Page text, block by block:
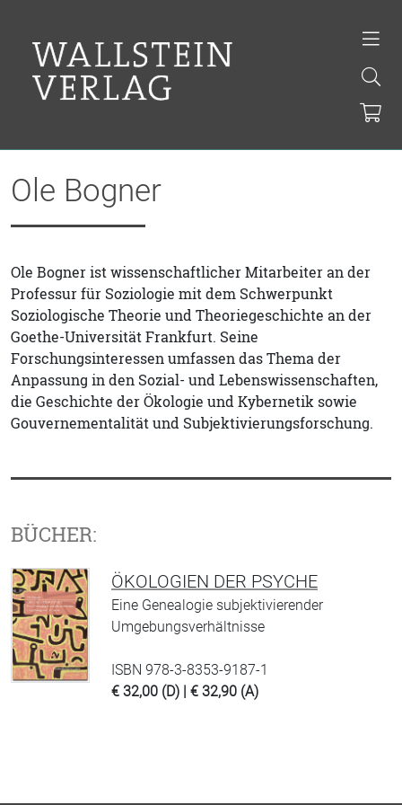
Ole Bogner
Ole Bogner ist wissenschaftlicher Mitarbeiter an der
Professur für Soziologie mit dem Schwerpunkt
Soziologische Theorie und Theoriegeschichte an der
Goethe-Universität Frankfurt. Seine
Forschungsinteressen umfassen das Thema der
Anpassung in den Sozial- und Lebenswissenschaften,
die Geschichte der Ökologie und Kybernetik sowie
Gouvernementalität und Subjektivierungsforschung.
BÜCHER:
ÖKOLOGIEN DER PSYCHE
Eine Genealogie subjektivierender
Umgebungsverhältnisse
ISBN 978-3-8353-9187-1
€ 32,00 (D) | € 32,90 (A)